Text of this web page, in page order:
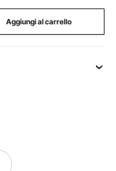
Aggiungi al carrello